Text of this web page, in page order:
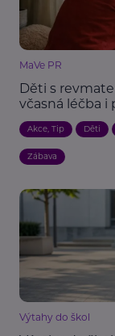
MaVe PR
Děti s
včasná léčba i
Akce, Tip Děti
Zábava
Výtahy do škol